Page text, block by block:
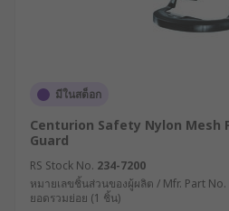
ตัวอย่างการใช้งา
เฟซชีลด์ เป็นอุปกรณ์ที่มีบทบาทสำ
เสริมสร้างความปลอดภัยในทุกอุ
การผลิตไปจนถึงภาคสาธารณสุข
งานขัด ตัด เชื่อมโลหะ : ช่วย
เศษวัสดุที่อาจพุ่งเข้าหาใบหน้า
มีในสต็อก
Centurion Safety Nylon Mesh
Guard
RS Stock No. 234-7200
หมายเลขชิ้นส่วนของผู้ผลิต / Mfr. Part No.
ยอดรวมย่อย (1 ชิ้น)